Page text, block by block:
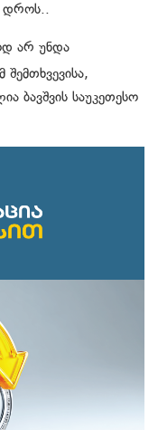
დროს..
არ უნდა
ბავშვის საუკეთესო